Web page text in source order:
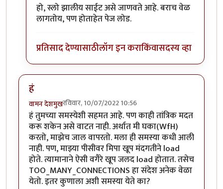
In reply toछान चर्चाbyहेमंतकुमार
हो, स्लो झालीय साईट असे जाणवते आहे. बराच वेळ
लागतोय, पण होताहेत पेज लोड.
प्रतिसाद देण्यासाठीलॉग इन कराकिंवासदस्य व्हा
हं
वामन देशमुखरविवार, 10/07/2022 10:56
हं तुमच्या समस्येशी सहमत आहे. पण काही तांत्रिक मदत
करू शकेन असे वाटत नाही. अर्थात मी घका(WfH)
करतो, माझेच जाल वापरतो. मला ही समस्या कधी आली
नाही. पण, माझ्या पीसीवर मिपा खूप मंदगतीने load
होते. त्यामानाने ऐसी वगैरे खूप जलद load होतात. तसेच
TOO_MANY_CONNECTIONS हा संदेश अनेक वेळा
येतो. इतर कुणाला अशी समस्या येते का?